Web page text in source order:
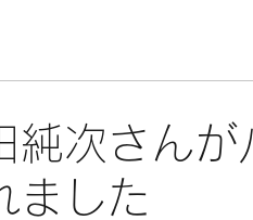
純次さんが
ました